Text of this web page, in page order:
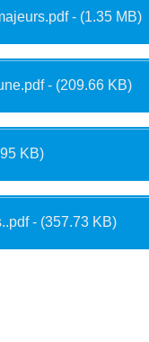
- (1.35 MB)
- (209.66 KB)
KB)
- (357.73 KB)